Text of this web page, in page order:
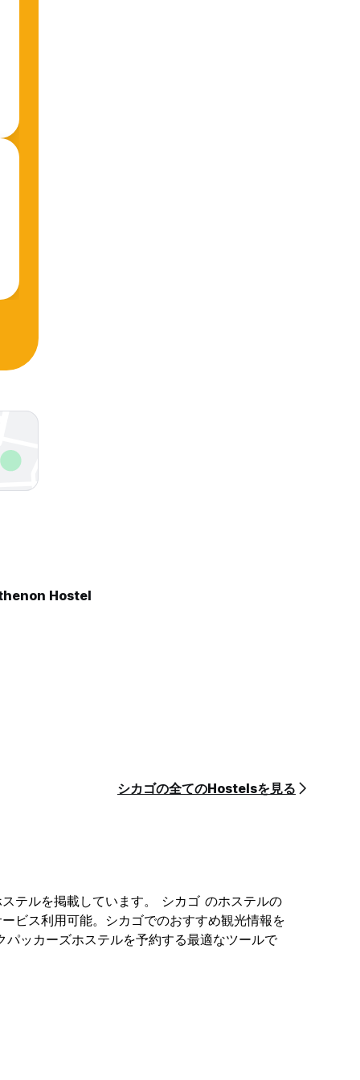
Hostel
シカゴの全てのHostelsを見る
テルを掲載しています。 シカゴ のホステルの
ビス利用可能。シカゴでのおすすめ観光情報を
ッカーズホステルを予約する最適なツールで